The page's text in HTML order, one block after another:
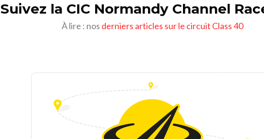
Suivez la CIC Normandy Channel
À lire : nos derniers articles sur le circuit Class 40